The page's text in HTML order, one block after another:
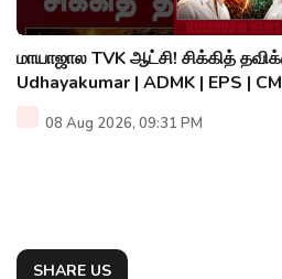
மாயாஜால TVK ஆட்சி! சிக்கித்
Udhayakumar | ADMK | EPS |
08 Aug 2026, 09:31 PM
SHARE US